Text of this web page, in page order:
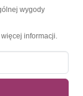
wygody
informacji.